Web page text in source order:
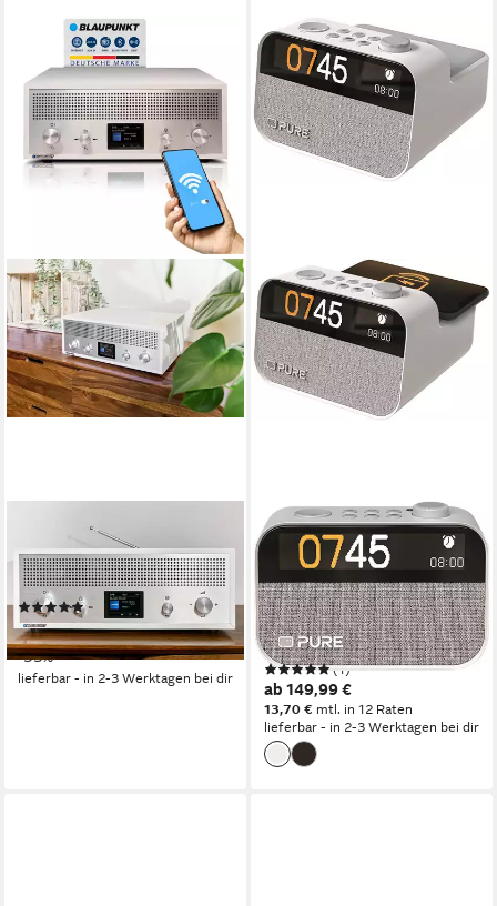
BLAUPUNKT
VERONA Digitalradio (DAB)
kabelgebunden Stromversorgung
(1)
99,99 € UVP149,99 €
-33%
lieferbar - in 2-3 Werktagen bei dir
PURE
Moment Charge Bluetooth-
Lautsprecher
Bluetooth Netzwerkstandard
10 W Gesamtleistung
0,7 kg Gewicht
(1)
ab 149,99 €
13,70 € mtl. in 12 Raten
lieferbar - in 2-3 Werktagen bei dir